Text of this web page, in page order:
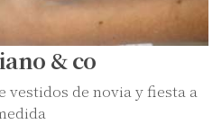
& co
vestidos de novia y fiesta a